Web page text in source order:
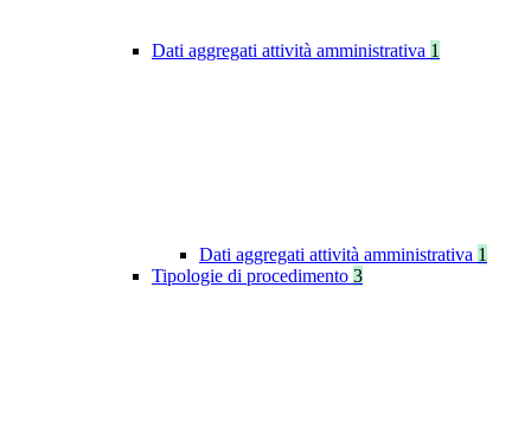
Dati aggregati attività amministrativa 1
Dati aggregati attività amministrativa 1
Tipologie di procedimento 3